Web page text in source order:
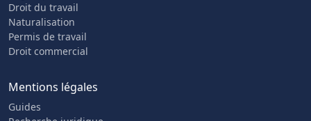
Droit du travail
Naturalisation
Permis de travail
Droit commercial
Mentions légales
Guides